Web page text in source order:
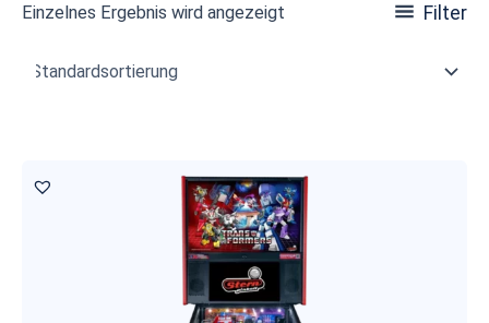
Einzelnes Ergebnis wird angezeigt Filter